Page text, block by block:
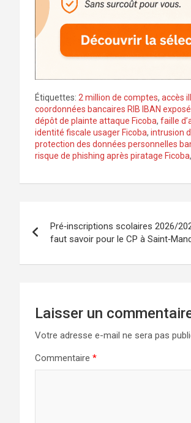
Étiquettes: 2 million de comptes, accès
coordonnées bancaires RIB IBAN
dépôt de plainte attaque Ficoba, faille
identité fiscale usager Ficoba, intrusion
protection des données personnelles
risque de phishing après piratage Ficoba,
de
l’article
Pré‑inscriptions scolaires 2026/
faut savoir pour le CP à
Laisser un
Votre adresse e-mail ne sera pas
Commentaire *